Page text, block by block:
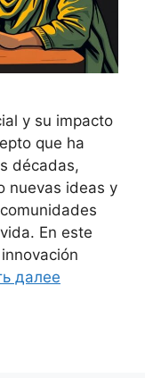
y su impacto
que ha
décadas,
nuevas ideas y
En este
далее